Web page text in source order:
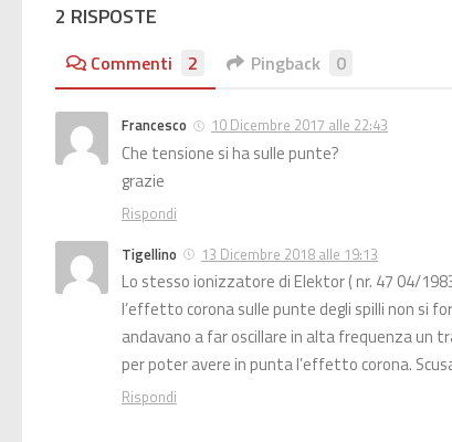
2 RISPOSTE
Commenti 2 Pingback 0
Francesco 10 Dicembre 2017 alle 22:43
Che tensione si ha sulle punte?
grazie
Rispondi
Tigellino
13 Dicembre 2018 alle 19:13
Lo stesso ionizzatore di Elektor ( nr. 47 04/
l’effetto corona sulle punte degli spilli non si
andavano a far oscillare in alta frequenza un
per poter avere in punta l’effetto corona.
Rispondi